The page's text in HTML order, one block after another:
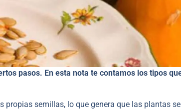
pasos. En esta nota te contamos los tipos
propias semillas, lo que genera que las plantas se